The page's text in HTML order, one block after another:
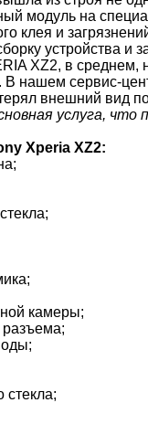
модуль на
клея и
устройства
XZ2, в
В нашем сервис-
внешний вид
услуга,
Xperia XZ2:
камеры;
разъема;
стекла;